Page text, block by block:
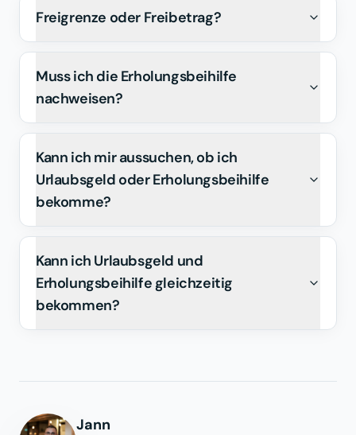
Freigrenze oder Freibetrag?
Muss ich die Erholungsbeihilfe
nachweisen?
Kann ich mir aussuchen, ob ich
Urlaubsgeld oder Erholungsbeihilfe
bekomme?
Kann ich Urlaubsgeld und
Erholungsbeihilfe gleichzeitig
bekommen?
Jann